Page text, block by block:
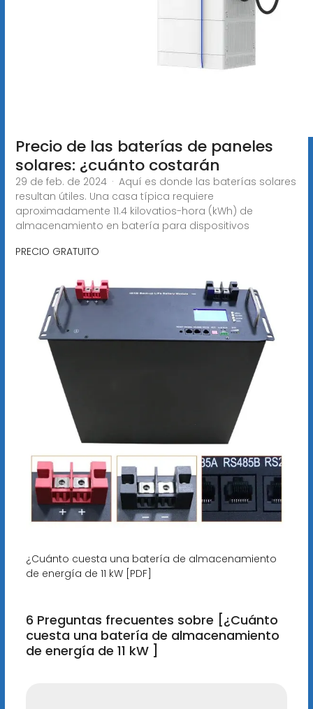
Precio de las baterías de paneles
solares: ¿cuánto costarán
29 de feb. de 2024 · Aquí es donde las baterías solares
resultan útiles. Una casa típica requiere
aproximadamente 11.4 kilovatios-hora (kWh) de
almacenamiento en batería para dispositivos
PRECIO GRATUITO
¿Cuánto cuesta una batería de almacenamiento
de energía de 11 kW [PDF]
6 Preguntas frecuentes sobre [¿Cuánto
cuesta una batería de almacenamiento
de energía de 11 kW ]